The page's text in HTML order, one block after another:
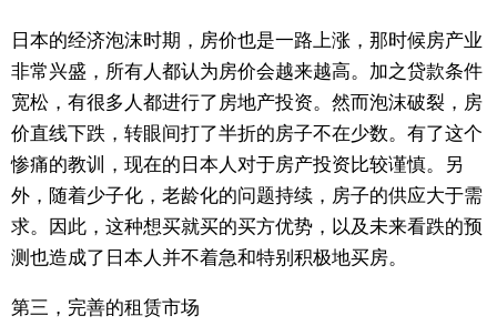
日本的经济泡沫时期，房价也是一路上涨，那时候房产业
非常兴盛，所有人都认为房价会越来越高。加之贷款条件
宽松，有很多人都进行了房地产投资。然而泡沫破裂，房
价直线下跌，转眼间打了半折的房子不在少数。有了这个
惨痛的教训，现在的日本人对于房产投资比较谨慎。另
外，随着少子化，老龄化的问题持续，房子的供应大于需
求。因此，这种想买就买的买方优势，以及未来看跌的预
测也造成了日本人并不着急和特别积极地买房。
第三，完善的租赁市场